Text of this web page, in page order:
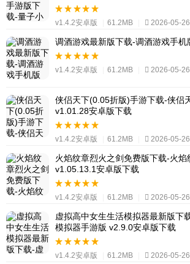
v1.4.2安卓版 61.2MB 2026-05-26
调酒游戏最新版下载-调酒游戏手机
v1.4.2安卓版 61.2MB 2026-05-26
侠侣天下(0.05折版)手游下载-侠侣
v1.01.28安卓版下载
v1.4.2安卓版 61.2MB 2026-05-26
火焰纹章烈火之剑免费版下载-火焰
v1.05.13.1安卓版下载
v1.4.2安卓版 61.2MB 2026-05-26
虚拟高中女生生活模拟器最新版下
模拟器手游版 v2.9.0安卓版下载
v1.4.2安卓版 61.2MB 2026-05-26